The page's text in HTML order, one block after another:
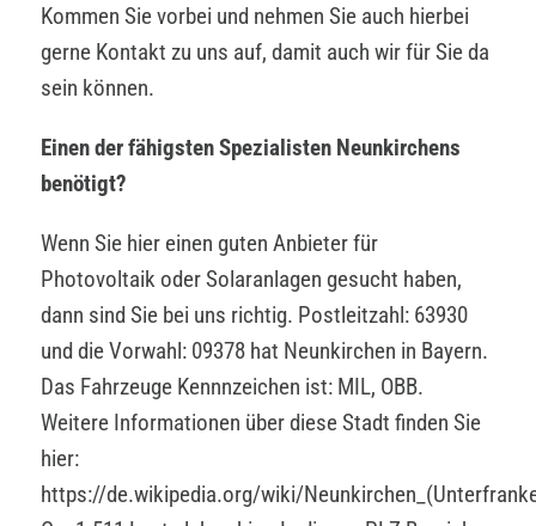
Kommen Sie vorbei und nehmen Sie auch hierbei
gerne Kontakt zu uns auf, damit auch wir für Sie da
sein können.
Einen der fähigsten Spezialisten Neunkirchens
benötigt?
Wenn Sie hier einen guten Anbieter für
Photovoltaik oder Solaranlagen gesucht haben,
dann sind Sie bei uns richtig. Postleitzahl: 63930
und die Vorwahl: 09378 hat Neunkirchen in Bayern.
Das Fahrzeuge Kennnzeichen ist: MIL, OBB.
Weitere Informationen über diese Stadt finden Sie
hier:
https://de.wikipedia.org/wiki/